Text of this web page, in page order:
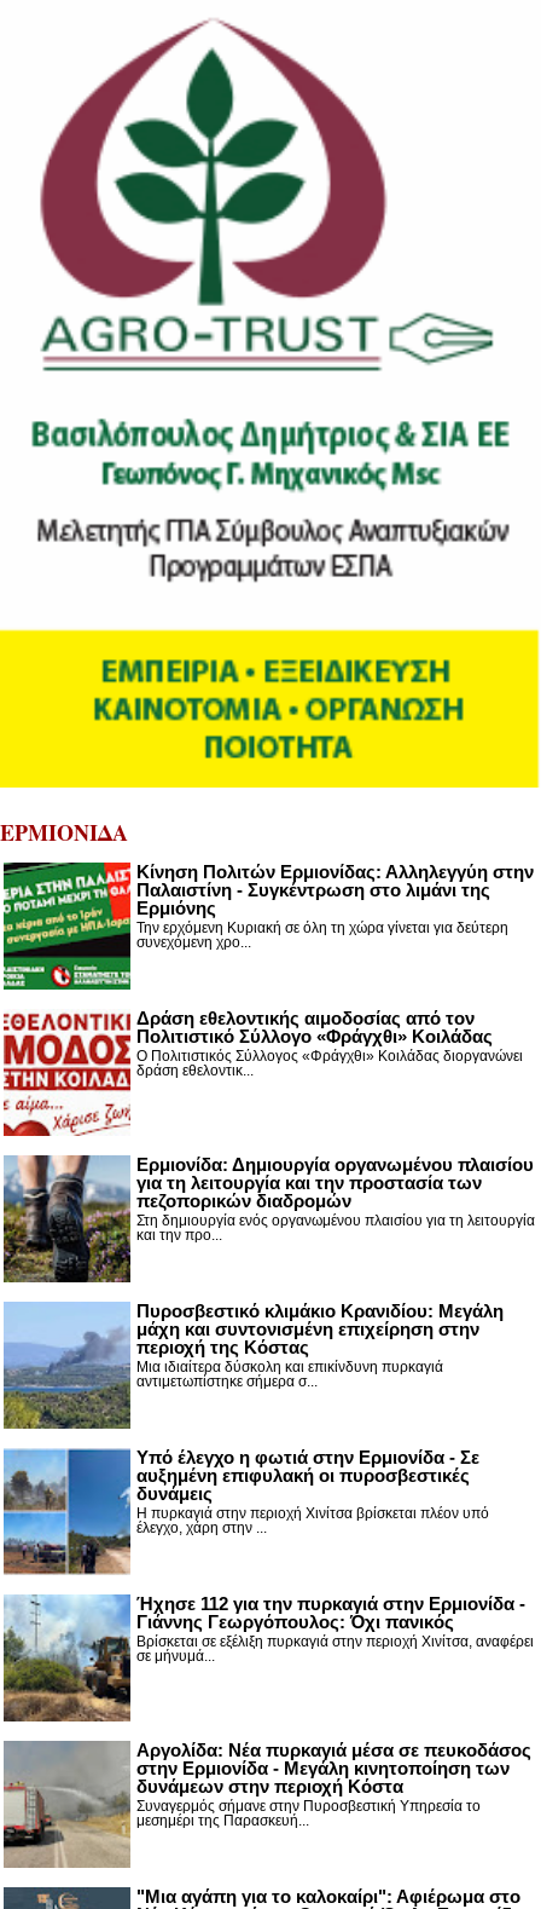
ΕΡΜΙΟΝΙΔΑ
Κίνηση Πολιτών Ερμιονίδας: Αλληλεγγύη στην
Παλαιστίνη - Συγκέντρωση στο λιμάνι της
Ερμιόνης
Την ερχόμενη Κυριακή σε όλη τη χώρα γίνεται για δεύτερη
συνεχόμενη χρο...
Δράση εθελοντικής αιμοδοσίας από τον
Πολιτιστικό Σύλλογο «Φράγχθι» Κοιλάδας
Ο Πολιτιστικός Σύλλογος «Φράγχθι» Κοιλάδας διοργανώνει
δράση εθελοντικ...
Ερμιονίδα: Δημιουργία οργανωμένου πλαισίου
για τη λειτουργία και την προστασία των
πεζοπορικών διαδρομών
Στη δημιουργία ενός οργανωμένου πλαισίου για τη λειτουργία
και την προ...
Πυροσβεστικό κλιμάκιο Κρανιδίου: Μεγάλη
μάχη και συντονισμένη επιχείρηση στην
περιοχή της Κόστας
Μια ιδιαίτερα δύσκολη και επικίνδυνη πυρκαγιά
αντιμετωπίστηκε σήμερα σ...
Υπό έλεγχο η φωτιά στην Ερμιονίδα - Σε
αυξημένη επιφυλακή οι πυροσβεστικές
δυνάμεις
Η πυρκαγιά στην περιοχή Χινίτσα βρίσκεται πλέον υπό
έλεγχο, χάρη στην ...
Ήχησε 112 για την πυρκαγιά στην Ερμιονίδα -
Γιάννης Γεωργόπουλος: Όχι πανικός
Βρίσκεται σε εξέλιξη πυρκαγιά στην περιοχή Χινίτσα, αναφέρει
σε μήνυμά...
Αργολίδα: Νέα πυρκαγιά μέσα σε πευκοδάσος
στην Ερμιονίδα - Μεγάλη κινητοποίηση των
δυνάμεων στην περιοχή Κόστα
Συναγερμός σήμανε στην Πυροσβεστική Υπηρεσία το
μεσημέρι της Παρασκευή...
"Μια αγάπη για το καλοκαίρι": Αφιέρωμα στο